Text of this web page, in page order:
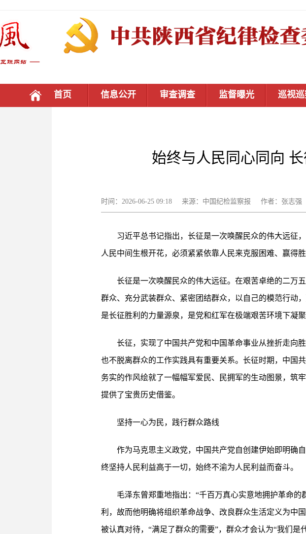
首页 信息公开 审查调查 监督曝光 巡视
始终与人民同心同向
时间：2026-06-25 09:18 来源：中国纪检监察报 作者：张志强
习近平总书记指出，长征是一次唤醒民众的伟大远征
人民中间生根开花，必须紧紧依靠人民来克服困难、赢得胜
长征是一次唤醒民众的伟大远征。在艰苦卓绝的二万
群众、充分武装群众、紧密团结群众，以自己的模范行动
是长征胜利的力量源泉，是党和红军在极端艰苦环境下凝
长征，实现了中国共产党和中国革命事业从挫折走向
也不脱离群众的工作实践具有重要关系。长征时期，中国
务实的作风绘就了一幅幅军爱民、民拥军的生动图景，筑
提供了宝贵历史借鉴。
坚持一心为民，践行群众路线
作为马克思主义政党，中国共产党自创建伊始即明确
终坚持人民利益高于一切，始终不渝为人民利益而奋斗。
毛泽东曾郑重地指出：“千百万真心实意地拥护革命
利，故而他明确将组织革命战争、改良群众生活定义为中
被认真对待，“满足了群众的需要”，群众才会认为“我们是